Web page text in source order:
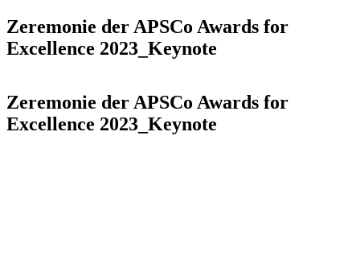
Zeremonie der APSCo Awards for
Excellence 2023_Keynote
Zeremonie der APSCo Awards for
Excellence 2023_Keynote